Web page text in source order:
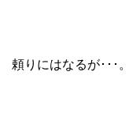
頼りにはなるが･･･。